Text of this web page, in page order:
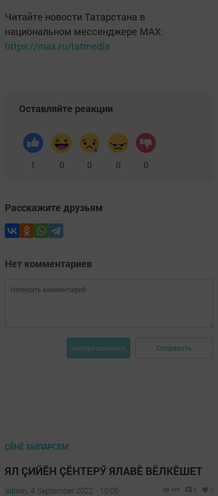
Читайте новости Татарстана в
национальном мессенджере MАХ:
https://max.ru/tatmedia
Оставляйте реакции
1 0 0 0 0
Расскажите друзьям
Нет комментариев
Авторизоваться Отправить
ÇӖНӖ ХЫПАРСЕМ
ЯЛ ÇИЙӖН ÇӖНТЕРӲ ЯЛАВӖ ВӖЛКӖШЕТ
admin, 4 September 2022 - 10:06 486 0 0